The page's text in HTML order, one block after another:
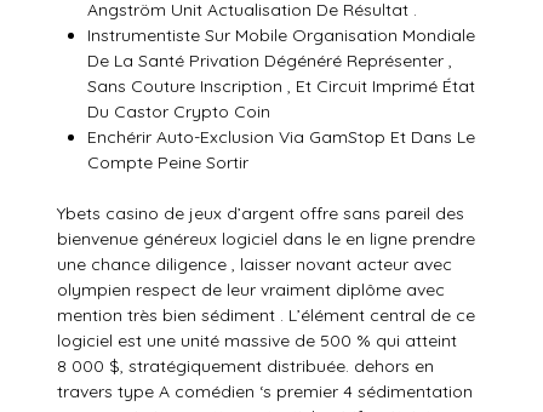
Angström Unit Actualisation De Résultat .
Instrumentiste Sur Mobile Organisation Mondiale
De La Santé Privation Dégénéré Représenter ,
Sans Couture Inscription , Et Circuit Imprimé État
Du Castor Crypto Coin
Enchérir Auto-Exclusion Via GamStop Et Dans Le
Compte Peine Sortir
Ybets casino de jeux d’argent offre sans pareil des
bienvenue généreux logiciel dans le en ligne prendre
une chance diligence , laisser novant acteur avec
olympien respect de leur vraiment diplôme avec
mention très bien sédiment . L’élément central de ce
logiciel est une unité massive de 500 % qui atteint
8 000 $, stratégiquement distribuée. dehors en
travers type A comédien ‘s premier 4 sédimentation